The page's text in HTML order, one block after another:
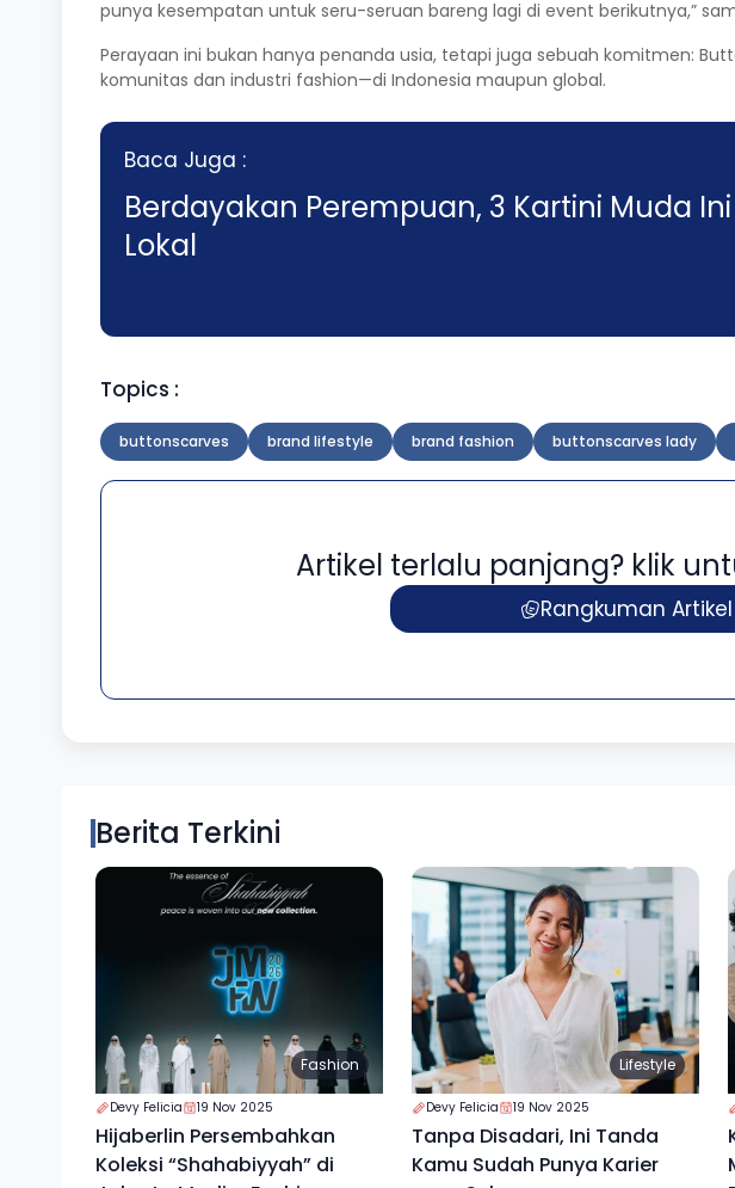
punya kesempatan untuk seru-seruan bareng lagi di event berikutnya,”
Perayaan ini bukan hanya penanda usia, tetapi juga sebuah komitmen:
komunitas dan industri fashion—di Indonesia maupun global.
Baca Juga :
Berdayakan Perempuan, 3 Kartini Muda
Lokal
Topics :
buttonscarves brand lifestyle brand fashion buttonscarves lady
Artikel terlalu panjang? klik
Rangkuman Artikel
Berita Terkini
Fashion
Devy Felicia 19 Nov 2025
Hijaberlin Persembahkan
Koleksi “Shahabiyyah” di
Lifestyle
Devy Felicia 19 Nov 2025
Tanpa Disadari, Ini Tanda
Kamu Sudah Punya Karier